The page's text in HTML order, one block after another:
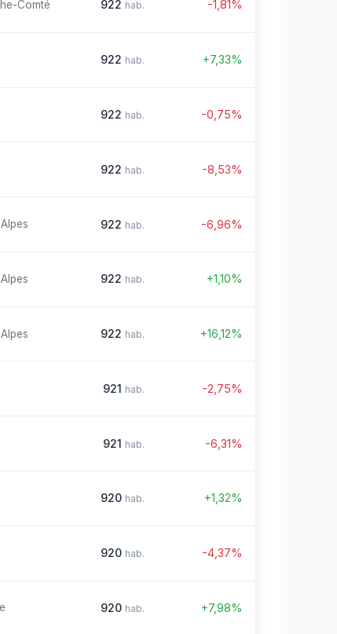
Comté 922 hab. -1,81%
922 hab. +7,33%
922 hab. -0,75%
922 hab. -8,53%
922 hab. -6,96%
922 hab. +1,10%
922 hab. +16,12%
921 hab. -2,75%
921 hab. -6,31%
920 hab. +1,32%
920 hab. -4,37%
920 hab. +7,98%